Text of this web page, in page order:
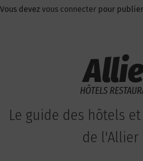
Vous devez vous connecter pour
Le guide des hôtels
de l'Allier